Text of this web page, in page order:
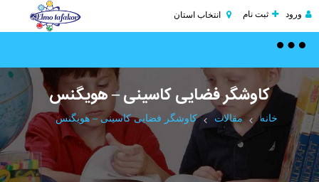
ورود ثبت نام انتخاب استان
Toggle
کاوشگر فضایی کاسینی – هویگنس
خانه مقالات کاوشگر فضایی کاسینی – هویگنس